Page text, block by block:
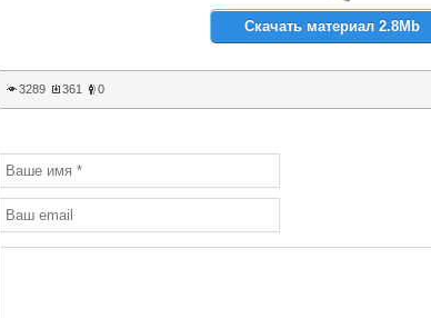
Скачать материал 2.8Mb
3289 361 0